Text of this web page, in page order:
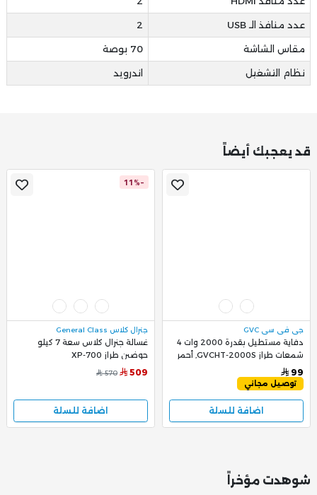
عدد منافذ الـ USB 2
مقاس الشاشة 70 بوصة
نظام التشغيل اندرويد
قد يعجبك أيضاً
جي في سي GVC
دفاية مستطيل بقدرة 2000 وات 4
شمعات طراز GVCHT-2000S, أحمر
99
توصيل مجاني
اضافة للسلة
-11%
جنرال كلاس General Class
غسالة جنرال كلاس سعة 7 كيلو
حوضين طراز XP-700
509
570
اضافة للسلة
شوهدت مؤخراً